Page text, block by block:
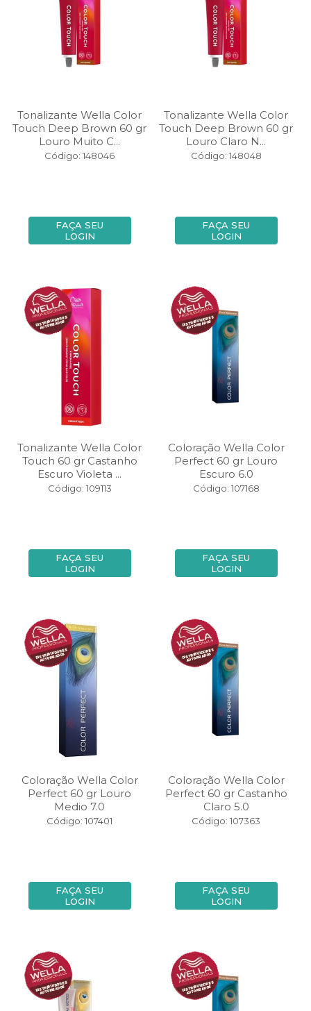
Tonalizante Wella Color
Touch Deep Brown 60 gr
Louro Muito C...
Código: 148046
FAÇA SEU
LOGIN
Tonalizante Wella Color
Touch Deep Brown 60 gr
Louro Claro N...
Código: 148048
FAÇA SEU
LOGIN
Tonalizante Wella Color
Touch 60 gr Castanho
Escuro Violeta ...
Código: 109113
FAÇA SEU
LOGIN
Coloração Wella Color
Perfect 60 gr Louro
Escuro 6.0
Código: 107168
FAÇA SEU
LOGIN
Coloração Wella Color
Perfect 60 gr Louro
Medio 7.0
Código: 107401
FAÇA SEU
LOGIN
Coloração Wella Color
Perfect 60 gr Castanho
Claro 5.0
Código: 107363
FAÇA SEU
LOGIN